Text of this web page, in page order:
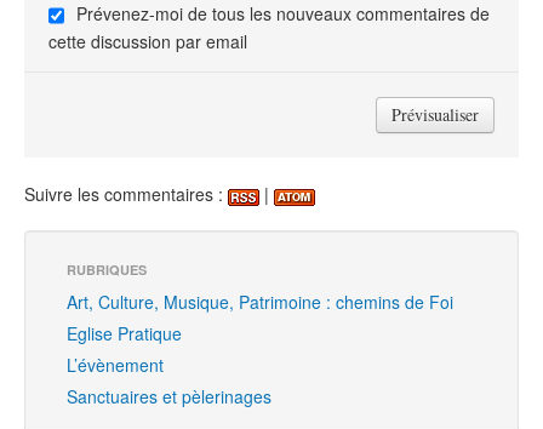
Prévenez-moi de tous les nouveaux commentaires de
cette discussion par email
Suivre les commentaires : |
RUBRIQUES
Art, Culture, Musique, Patrimoine : chemins de Foi
Eglise Pratique
L’évènement
Sanctuaires et pèlerinages